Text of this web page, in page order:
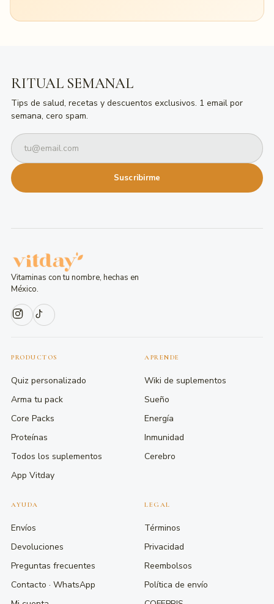
RITUAL SEMANAL
Tips de salud, recetas y descuentos exclusivos. 1 email por
semana, cero spam.
Suscribirme
Vitaminas con tu nombre, hechas en
México.
PRODUCTOS
Quiz personalizado
Arma tu pack
Core Packs
Proteínas
Todos los suplementos
App Vitday
APRENDE
Wiki de suplementos
Sueño
Energía
Inmunidad
Cerebro
AYUDA
Envíos
Devoluciones
Preguntas frecuentes
Contacto · WhatsApp
LEGAL
Términos
Privacidad
Reembolsos
Política de envío